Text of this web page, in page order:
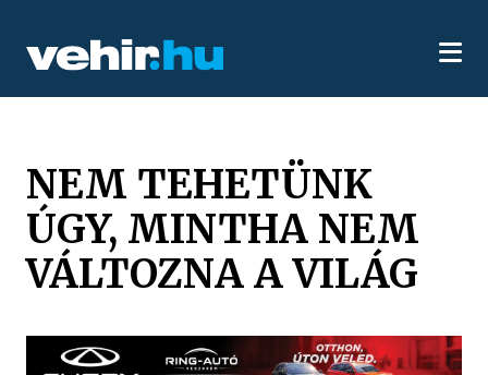
NEM TEHETÜNK
ÚGY, MINTHA NEM
VÁLTOZNA A VILÁG